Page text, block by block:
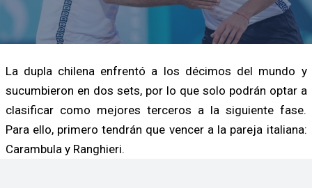
La dupla chilena enfrentó a los décimos del mundo y
sucumbieron en dos sets, por lo que solo podrán optar a
clasificar como mejores terceros a la siguiente fase.
Para ello, primero tendrán que vencer a la pareja italiana:
Carambula y Ranghieri.